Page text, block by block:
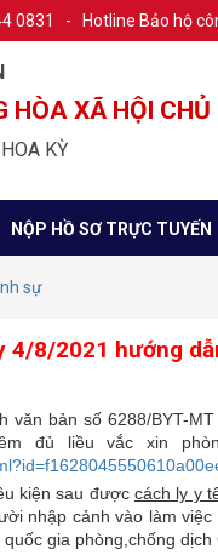
0831 - Hotline Bảo hộ
HÒA XÃ HỘI
KỲ
NỘP HỒ SƠ TRỰC TUYẾN
sự
4/8/2021 hướng
văn bản số 6288/BYT-
đủ liều vắc xin
kiện sau được cách ly y
nhập cảnh vào làm
gia phòng,chống